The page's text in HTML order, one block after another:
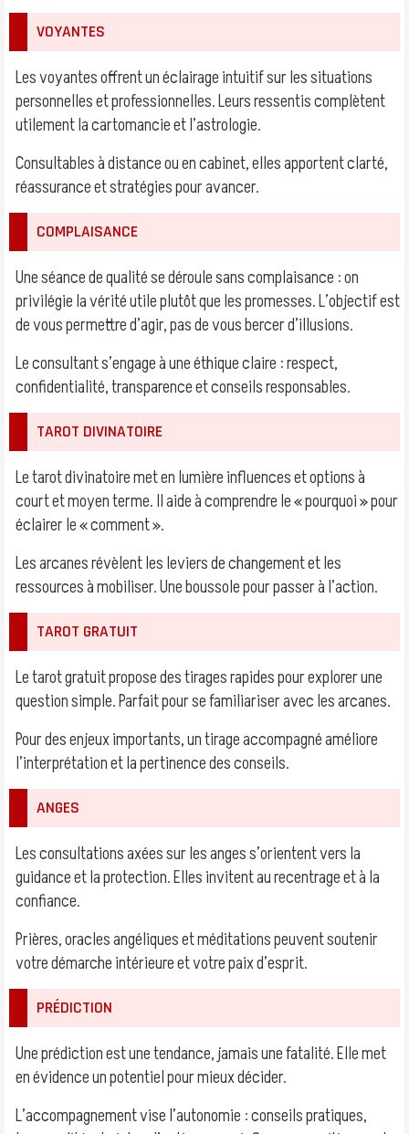
VOYANTES
Les voyantes offrent un éclairage intuitif sur les situations
personnelles et professionnelles. Leurs ressentis complètent
utilement la cartomancie et l’astrologie.
Consultables à distance ou en cabinet, elles apportent clarté,
réassurance et stratégies pour avancer.
COMPLAISANCE
Une séance de qualité se déroule sans complaisance : on
privilégie la vérité utile plutôt que les promesses. L’objectif est
de vous permettre d’agir, pas de vous bercer d’illusions.
Le consultant s’engage à une éthique claire : respect,
confidentialité, transparence et conseils responsables.
TAROT DIVINATOIRE
Le tarot divinatoire met en lumière influences et options à
court et moyen terme. Il aide à comprendre le « pourquoi » pour
éclairer le « comment ».
Les arcanes révèlent les leviers de changement et les
ressources à mobiliser. Une boussole pour passer à l’action.
TAROT GRATUIT
Le tarot gratuit propose des tirages rapides pour explorer une
question simple. Parfait pour se familiariser avec les arcanes.
Pour des enjeux importants, un tirage accompagné améliore
l’interprétation et la pertinence des conseils.
ANGES
Les consultations axées sur les anges s’orientent vers la
guidance et la protection. Elles invitent au recentrage et à la
confiance.
Prières, oracles angéliques et méditations peuvent soutenir
votre démarche intérieure et votre paix d’esprit.
PRÉDICTION
Une prédiction est une tendance, jamais une fatalité. Elle met
en évidence un potentiel pour mieux décider.
L’accompagnement vise l’autonomie : conseils pratiques,